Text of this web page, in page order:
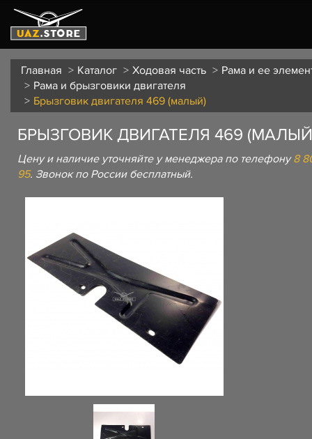
Главная Каталог Ходовая часть
Рама и ее
Рама и брызговики двигателя
Брызговик двигателя 469 (малый)
БРЫЗГОВИК ДВИГАТЕЛЯ 469
Цену и наличие уточняйте у менеджера по телефону8
95. Звонок по России бесплатный.